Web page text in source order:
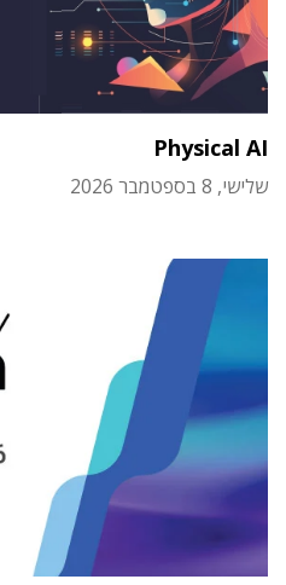
Physical AI
שלישי, 8 בספטמבר 2026